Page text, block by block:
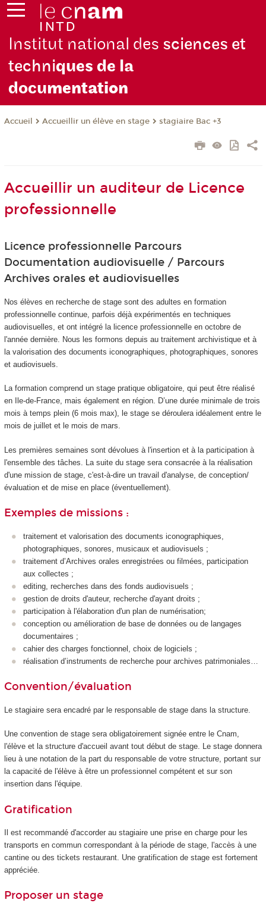
Institut national des sciences et
techniques de la
documentation
Accueil Accueillir un élève en stage stagiaire Bac +3
Accueillir un auditeur de Licence
professionnelle
Licence professionnelle Parcours
Documentation audiovisuelle / Parcours
Archives orales et audiovisuelles
Nos élèves en recherche de stage sont des adultes en formation
professionnelle continue, parfois déjà expérimentés en techniques
audiovisuelles, et ont intégré la licence professionnelle en octobre de
l'année dernière. Nous les formons depuis au traitement archivistique et à
la valorisation des documents iconographiques, photographiques, sonores
et audiovisuels.
La formation comprend un stage pratique obligatoire, qui peut être réalisé
en Ile-de-France, mais également en région. D’une durée minimale de trois
mois à temps plein (6 mois max), le stage se déroulera idéalement entre le
mois de juillet et le mois de mars.
Les premières semaines sont dévolues à l'insertion et à la participation à
l'ensemble des tâches. La suite du stage sera consacrée à la réalisation
d'une mission de stage, c'est-à-dire un travail d'analyse, de conception/
évaluation et de mise en place (éventuellement).
Exemples de missions :
traitement et valorisation des documents iconographiques,
photographiques, sonores, musicaux et audiovisuels ;
traitement d’Archives orales enregistrées ou filmées, participation
aux collectes ;
editing, recherches dans des fonds audiovisuels ;
gestion de droits d'auteur, recherche d'ayant droits ;
participation à l'élaboration d'un plan de numérisation;
conception ou amélioration de base de données ou de langages
documentaires ;
cahier des charges fonctionnel, choix de logiciels ;
réalisation d’instruments de recherche pour archives patrimoniales…
Convention/évaluation
Le stagiaire sera encadré par le responsable de stage dans la structure.
Une convention de stagesera obligatoirement signée entre le Cnam,
l'élève et la structure d'accueil avant tout début de stage. Le stage donnera
lieu à une notation de la part du responsable de votre structure, portant sur
la capacité de l'élève à être un professionnel compétent et sur son
insertion dans l'équipe.
Gratification
Il est recommandé d'accorder au stagiaire une prise en charge pour les
transports en commun correspondant à la période de stage, l'accès à une
cantine ou des tickets restaurant. Une gratification de stage est fortement
appréciée.
Proposer un stage